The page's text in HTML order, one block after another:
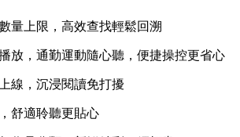
量上限，高效查找輕鬆回溯
放，通勤運動隨心聽，便捷操控更省心
線，沉浸閱讀免打擾
舒適聆聽更貼心